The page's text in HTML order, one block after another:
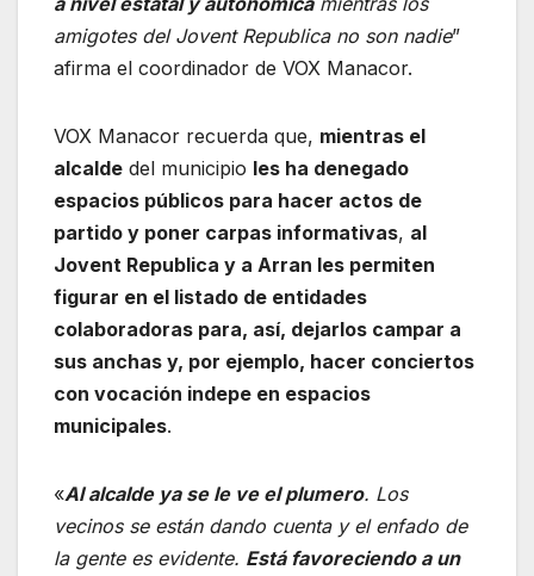
amigotes del Jovent Republica no son nadie”
afirma el coordinador de VOX Manacor.
VOX Manacor recuerda que, mientras el
alcalde del municipio les ha denegado
espacios públicos para hacer actos de
partido y poner carpas informativas, al
Jovent Republica y a Arran les permiten
figurar en el listado de entidades
colaboradoras para, así, dejarlos campar a
sus anchas y, por ejemplo, hacer conciertos
con vocación indepe en espacios
municipales.
«Al alcalde ya se le ve el plumero. Los
vecinos se están dando cuenta y el enfado de
la gente es evidente. Está favoreciendo a un